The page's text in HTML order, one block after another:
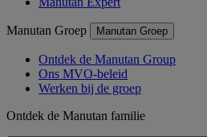
Manutan Groep Manutan Groep
Ontdek de Manutan Group
Ons MVO-beleid
Werken bij de groep
Ontdek de Manutan familie